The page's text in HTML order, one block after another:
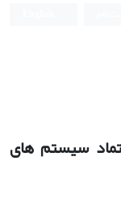
سیستم های